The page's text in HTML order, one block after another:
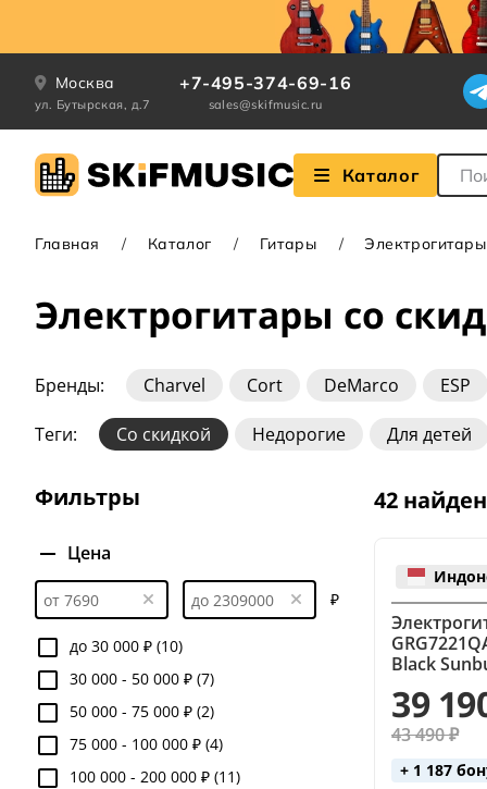
Москва
ул. Бутырская, д.7
+7-495-374-69-16
sales@skifmusic.ru
Каталог
Главная Каталог Гитары Электрогитары
Электрогитары со
Бренды: Charvel Cort DeMarco ESP
Jackson
LTD PRS Schecter Squier
Теги: Со скидкой Недорогие Для детей
6-струнные
Cort (Les Paul)
Fender (Jaguar)
Fender (розовые)
Fender (санберст)
Gibson
Ibanez (Superstrat)
Ibanez
Jackson (Superstrat)
Jazzmaster
Yamaha (Superstrat)
Yamaha (белые)
Фильтры
Цена
₽
до 30 000 ₽ (10)
30 000 - 50 000 ₽ (7)
50 000 - 75 000 ₽ (2)
75 000 - 100 000 ₽ (4)
100 000 - 200 000 ₽ (11)
42
Black
39
43 490 ₽
+ 1 187